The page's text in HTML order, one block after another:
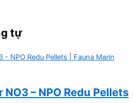
tự
– NPO Redu Pellets